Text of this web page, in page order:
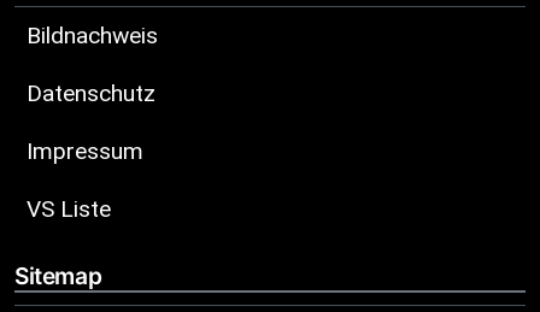
Bildnachweis
Datenschutz
Impressum
VS Liste
Sitemap